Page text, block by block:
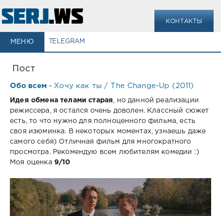
КОНТАКТЫ
МЕНЮ TELEGRAM
Пост
Обо всем - Хочу как ты / The Change-Up (2011)
Идея обмена телами старая , но данной реализации
режиссера, я остался очень доволен. Классный сюжет
есть, то что нужно для полноценного фильма, есть
своя изюминка. В некоторых моментах, узнаешь даже
самого себя) Отличная фильм для многократного
просмотра. Рекомендую всем любителям комедии :)
Моя оценка 9/10